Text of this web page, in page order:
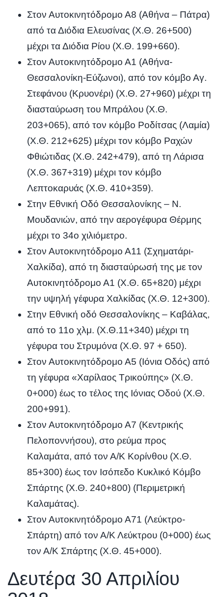
Στον Αυτοκινητόδρομο Α8 (Αθήνα – Πάτρα)
από τα Διόδια Ελευσίνας (Χ.Θ. 26+500)
μέχρι τα Διόδια Ρίου (Χ.Θ. 199+660).
Στον Αυτοκινητόδρομο Α1 (Αθήνα-
Θεσσαλονίκη-Εύζωνοι), από τον κόμβο Αγ.
Στεφάνου (Κρυονέρι) (Χ.Θ. 27+960) μέχρι τη
διασταύρωση του Μπράλου (Χ.Θ.
203+065), από τον κόμβο Ροδίτσας (Λαμία)
(Χ.Θ. 212+625) μέχρι τον κόμβο Ραχών
Φθιώτιδας (Χ.Θ. 242+479), από τη Λάρισα
(Χ.Θ. 367+319) μέχρι τον κόμβο
Λεπτοκαρυάς (Χ.Θ. 410+359).
Στην Εθνική Οδό Θεσσαλονίκης – Ν.
Μουδανιών, από την αερογέφυρα Θέρμης
μέχρι το 34ο χιλιόμετρο.
Στον Αυτοκινητόδρομο Α11 (Σχηματάρι-
Χαλκίδα), από τη διασταύρωσή της με τον
Αυτοκινητόδρομο Α1 (Χ.Θ. 65+820) μέχρι
την υψηλή γέφυρα Χαλκίδας (Χ.Θ. 12+300).
Στην Εθνική οδό Θεσσαλονίκης – Καβάλας,
από το 11ο χλμ. (Χ.Θ.11+340) μέχρι τη
γέφυρα του Στρυμόνα (Χ.Θ. 97 + 650).
Στον Αυτοκινητόδρομο Α5 (Ιόνια Οδός) από
τη γέφυρα «Χαρίλαος Τρικούπης» (Χ.Θ.
0+000) έως το τέλος της Ιόνιας Οδού (Χ.Θ.
200+991).
Στον Αυτοκινητόδρομο Α7 (Κεντρικής
Πελοποννήσου), στο ρεύμα προς
Καλαμάτα, από τον Α/Κ Κορίνθου (Χ.Θ.
85+300) έως τον Ισόπεδο Κυκλικό Κόμβο
Σπάρτης (Χ.Θ. 240+800) (Περιμετρική
Καλαμάτας).
Στον Αυτοκινητόδρομο Α71 (Λεύκτρο-
Σπάρτη) από τον Α/Κ Λεύκτρου (0+000) έως
τον Α/Κ Σπάρτης (Χ.Θ. 45+000).
Δευτέρα 30 Απριλίου